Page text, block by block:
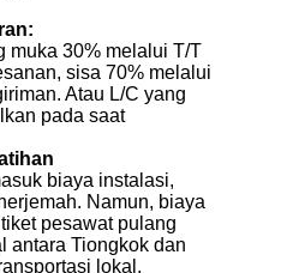
muka 30% melalui T/T
sisa 70% melalui
Atau L/C yang
pada saat
biaya instalasi,
Namun, biaya
pesawat pulang
antara Tiongkok dan
lokal,